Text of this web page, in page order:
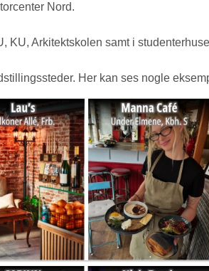
Nord.
KU, Arkitektskolen samt i
Her kan ses nogle